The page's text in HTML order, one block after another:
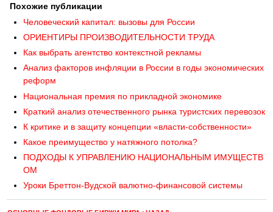
Похожие публикации
Человеческий капитал: вызовы для России
ОРИЕНТИРЫ ПРОИЗВОДИТЕЛЬНОСТИ ТРУДА
Как выбрать агентство контекстной рекламы
Анализ факторов инфляции в России в годы экономических
реформ
Национальная премия по прикладной экономике
Краткий анализ отечественного рынка туристских перевозок
К критике и в защиту концепции «власти-собственности»
Какое преимущество у натяжного потолка?
ПОДХОДЫ К УПРАВЛЕНИЮ НАЦИОНАЛЬНЫМ ИМУЩЕСТВ
ОМ
Уроки Бреттон-Вудской валютно-финансовой системы